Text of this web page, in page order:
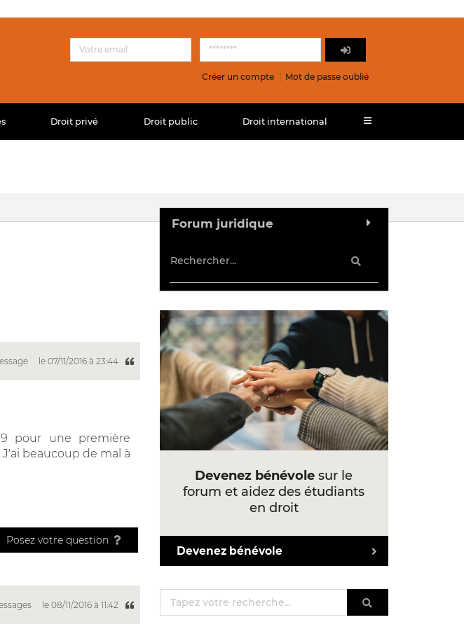
Créer un compte Mot de passe oublié
Droit privé Droit public Droit international
le 07/11/2016 à 23:44
pour une première
beaucoup de mal à
Posez votre question
le 08/11/2016 à 11:42
Forum juridique
Devenez bénévole sur le
forum et aidez des étudiants
en droit
Devenez bénévole